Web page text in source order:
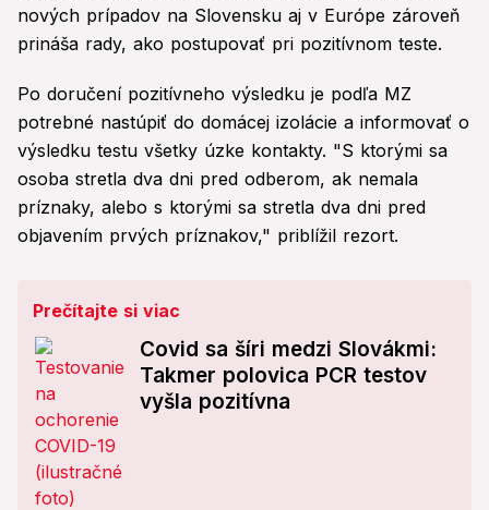
nových prípadov na Slovensku aj v Európe zároveň
prináša rady, ako postupovať pri pozitívnom teste.
Po doručení pozitívneho výsledku je podľa MZ
potrebné nastúpiť do domácej izolácie a informovať o
výsledku testu všetky úzke kontakty. "S ktorými sa
osoba stretla dva dni pred odberom, ak nemala
príznaky, alebo s ktorými sa stretla dva dni pred
objavením prvých príznakov," priblížil rezort.
Prečítajte si viac
Covid sa šíri medzi Slovákmi:
Takmer polovica PCR testov
vyšla pozitívna